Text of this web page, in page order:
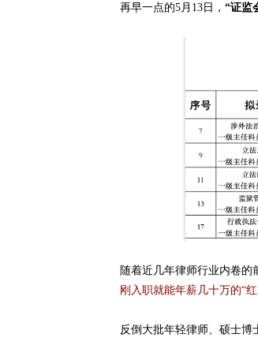
再早一点的5月13日， “证监
随着近几年律师行业内卷的
刚入职就能年薪几十万的“
反倒大批年轻律师、硕士博